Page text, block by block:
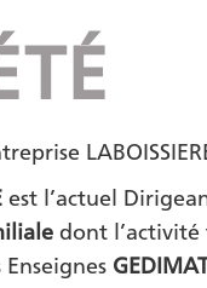
est l’actuel
dont